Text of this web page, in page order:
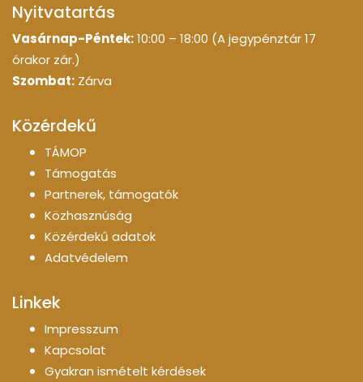
Nyitvatartás
Vasárnap-Péntek:10:00 – 18:00 (A jegypénztár 17
órakor zár.)
Szombat: Zárva
Közérdekű
TÁMOP
Támogatás
Partnerek, támogatók
Közhasznúság
Közérdekű adatok
Adatvédelem
Linkek
Impresszum
Kapcsolat
Gyakran ismételt kérdések